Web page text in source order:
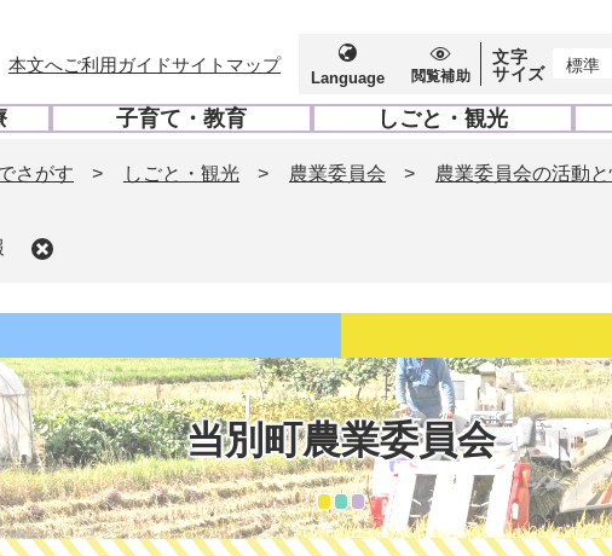
本文へご利用ガイドサイトマップ
Language 閲覧補助
文字
サイズ
標準
子育て・教育
開
く
しごと・観光
開
く
さがす > しごと・観光 > 農業委員会 >
農業委員会の活動
当別町農業委員会